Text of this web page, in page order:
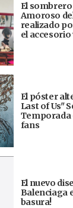
El sombrero
Amoroso
realizado
el accesorio
El póster
Last of Us"
Temporada
fans
El nuevo
Balenciaga
basura!